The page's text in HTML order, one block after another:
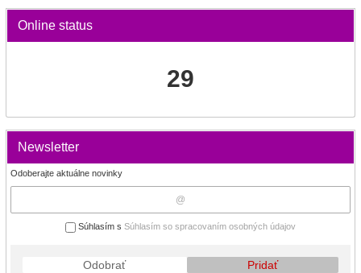
Online status
29
Newsletter
Odoberajte aktuálne novinky
Súhlasím s Súhlasím so spracovaním osobných údajov
Odobrať Pridať